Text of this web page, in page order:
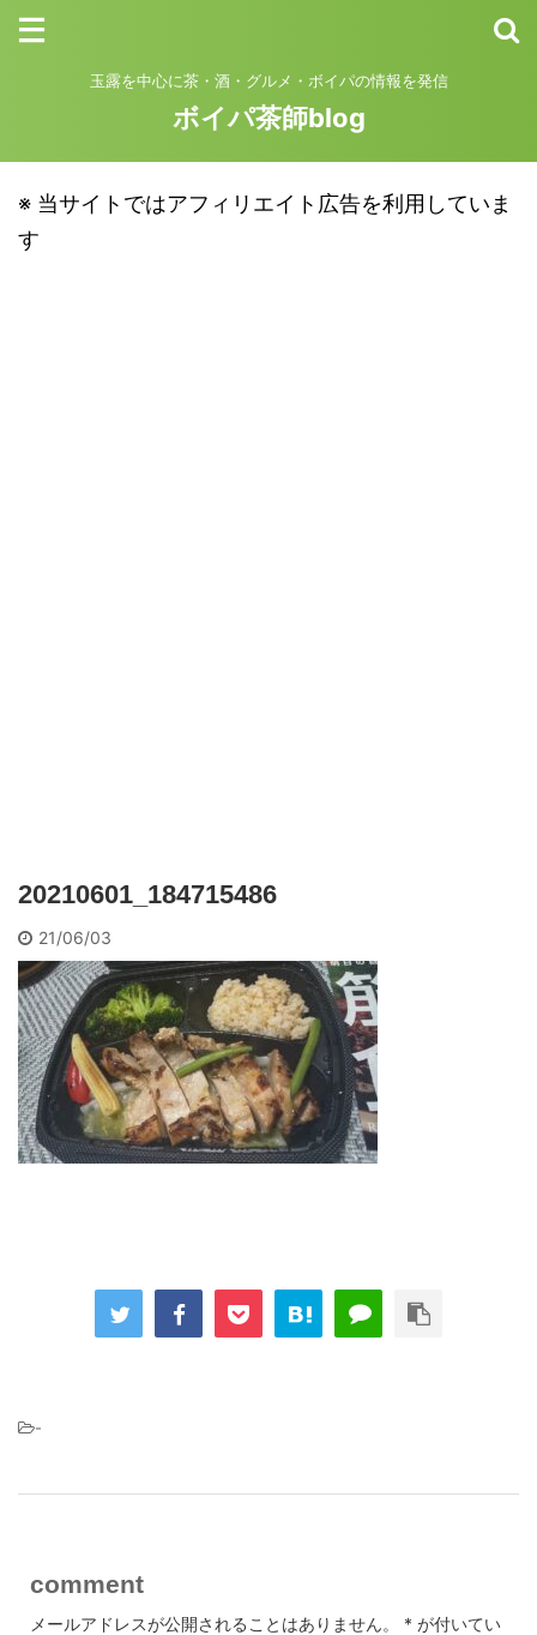
玉露を中心に茶・酒・グルメ・ボイパの情報を発信
ボイパ茶師blog
※ 当サイトではアフィリエイト広告を利用していま
す
20210601_184715486
21/06/03
-
comment
メールアドレスが公開されることはありません。 * が付いてい